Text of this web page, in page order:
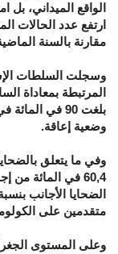
الواقع الميداني،
مقارنة بالسنة
وسجلت السلطات
بلغت 90 في
وضعية إعاقة.
وفي ما يتعلق
60,4 في المائة
متقدمين على الكولومبيين
وعلى المستوى